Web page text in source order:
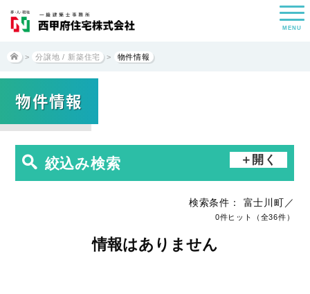
MENU
> 分譲地 / 新築住宅 > 物件情報
物件情報
絞込み検索
検索条件： 富士川町／
0件ヒット （全36件）
情報はありません